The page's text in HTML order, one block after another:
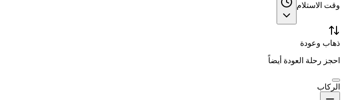
وقت الاستلام
ذهاب وعودة
احجز رحلة العودة أيضاً
الركاب